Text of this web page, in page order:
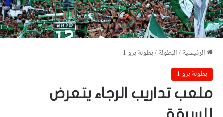
الرئيسية/البطولة/بطولة برو 1
بطولة برو 1
ملعب تداريب الرجاء يتعرض